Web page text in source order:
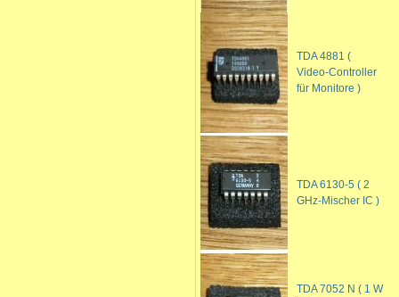
TDA 4881 (
Video-Controller
für Monitore )
TDA 6130-5 ( 2
GHz-Mischer IC )
TDA 7052 N ( 1 W